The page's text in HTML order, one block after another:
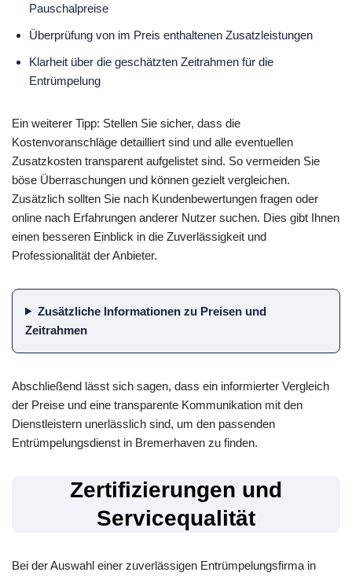
Pauschalpreise
Überprüfung von im Preis enthaltenen Zusatzleistungen
Klarheit über die geschätzten Zeitrahmen für die
Entrümpelung
Ein weiterer Tipp: Stellen Sie sicher, dass die
Kostenvoranschläge detailliert sind und alle eventuellen
Zusatzkosten transparent aufgelistet sind. So vermeiden Sie
böse Überraschungen und können gezielt vergleichen.
Zusätzlich sollten Sie nach Kundenbewertungen fragen oder
online nach Erfahrungen anderer Nutzer suchen. Dies gibt Ihnen
einen besseren Einblick in die Zuverlässigkeit und
Professionalität der Anbieter.
Zusätzliche Informationen zu Preisen und
Zeitrahmen
Abschließend lässt sich sagen, dass ein informierter Vergleich
der Preise und eine transparente Kommunikation mit den
Dienstleistern unerlässlich sind, um den passenden
Entrümpelungsdienst in Bremerhaven zu finden.
Zertifizierungen und
Servicequalität
Bei der Auswahl einer zuverlässigen Entrümpelungsfirma in